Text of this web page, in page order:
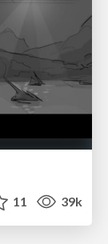
11 39k